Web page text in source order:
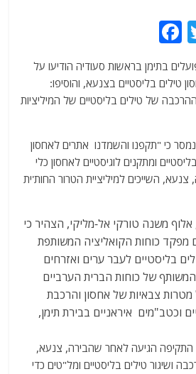
T
w
itt
er
c
e
o
o
k
בתימן בראשות סעודיה הודיעו על
טילים בליסטיים בצנעא, והוסיפו:
של טילים בליסטיים של המיליציות
נמסר כי "תקפנו והשמדנו אתרים לאחסון
ומתקנים לוגיסטיים לאחסון כלי
צנעא, השייכים למיליציית הטרור החות'ית
אלוף משנה טורקי אל-מליקי, הצהיר כי
כוחות הקואליציה המשותפת
בליסטיים לעבר ערים ואזרחים
של כוחות הברית הערביים
מטרות צבאיות של אחסון והרכבת
וכטב"מים איראניים בבירת תימן,
התקיפה הגיעה לאחר שהבירה, צנעא,
ושיגור טילים בליסטיים ומל"טים כדי